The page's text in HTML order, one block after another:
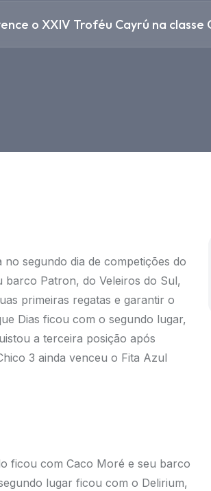
o XXIV Troféu Cayrú na classe
segundo dia de competições do
barco Patron, do Veleiros do Sul,
primeiras regatas e garantir o
Dias ficou com o segundo lugar,
a terceira posição após
3 ainda venceu o Fita Azul
ficou com Caco Moré e seu barco
lugar ficou com o Delirium,